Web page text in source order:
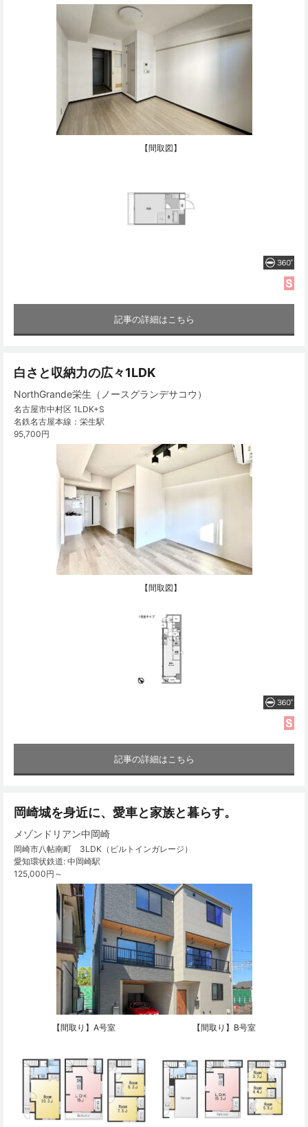
【間取図】
記事の詳細はこちら
白さと収納力の広々1LDK
NorthGrande栄生（ノースグランデサコウ）
名古屋市中村区 1LDK+S
名鉄名古屋本線：栄生駅
95,700円
【間取図】
記事の詳細はこちら
岡崎城を身近に、愛車と家族と暮らす。
メゾンドリアン中岡崎
岡崎市八帖南町 3LDK（ビルトインガレージ）
愛知環状鉄道: 中岡崎駅
125,000円～
【間取り】A号室 【間取り】B号室